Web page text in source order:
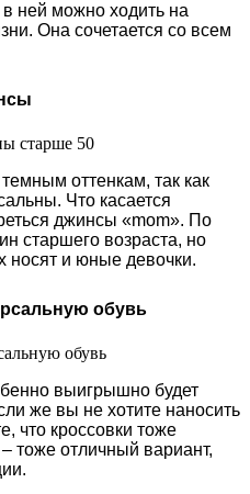
в ней можно ходить на
Она сочетается со всем
оттенкам, так как
Что касается
джинсы «mom». По
старшего возраста, но
носят и юные девочки.
обувь
выигрышно будет
же вы не хотите наносить
что кроссовки тоже
тоже отличный вариант,